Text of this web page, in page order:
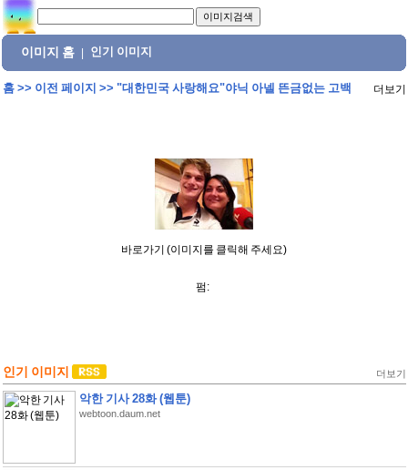
이미지 홈 인기 이미지
홈>> 이전 페이지 >> "대한민국 사랑해요"야닉 아넬 뜬금없는 고백 더보기
바로가기 (이미지를 클릭해 주세요)
펌:
인기 이미지 더보기
악한 기사 28화 (웹툰)
webtoon.daum.net